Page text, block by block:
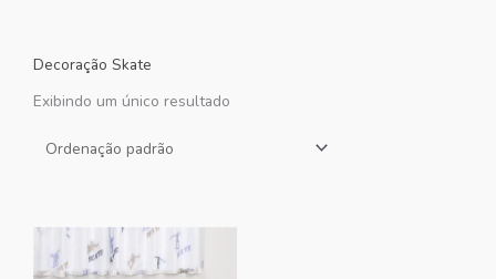
Decoração Skate
Exibindo um único resultado